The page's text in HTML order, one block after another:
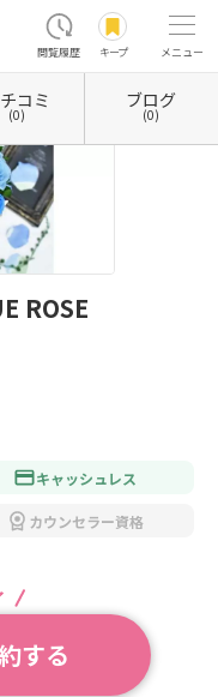
閲覧履歴 キープ メニュー
ン SWEET BLUE ROSE
コミ
(0)
ブログ
(0)
ROSE
キャッシュレス
カウンセラー資格
する